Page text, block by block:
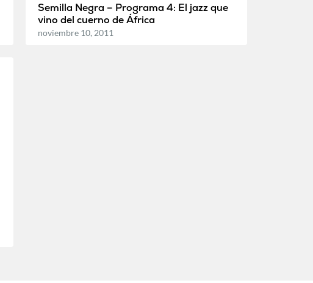
Semilla Negra – Programa 4: El jazz que
vino del cuerno de África
noviembre 10, 2011